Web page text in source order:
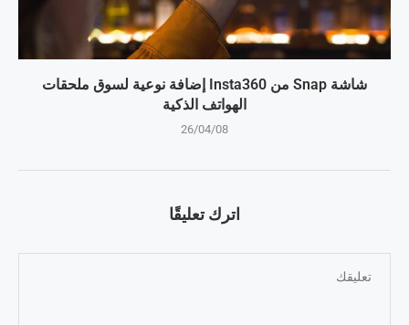
شاشة Snap من Insta360 إضافة نوعية لسوق ملحقات
الهواتف الذكية
26/04/08
اترك تعليقًا